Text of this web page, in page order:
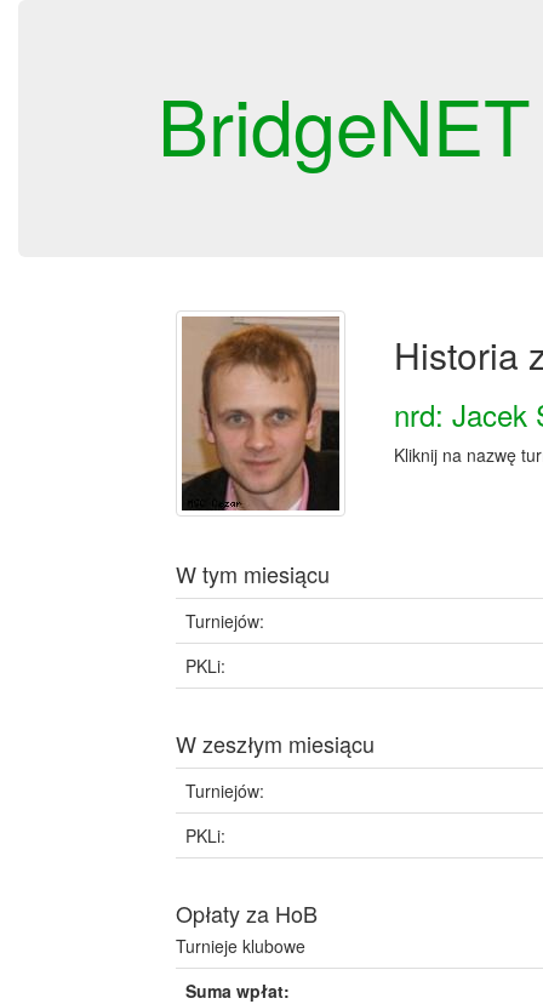
BridgeNET
Historia
nrd: Jacek
Kliknij na nazwę
W tym miesiącu
Turniejów:
PKLi:
W zeszłym miesiącu
Turniejów:
PKLi:
Opłaty za HoB
Turnieje klubowe
Suma wpłat: